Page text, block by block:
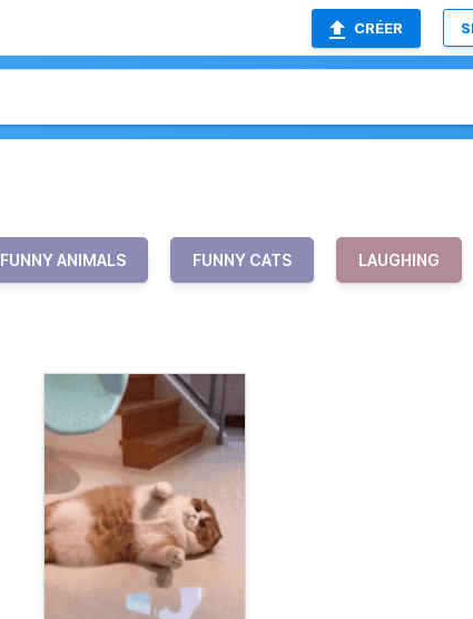
CRÉER
FUNNY ANIMALS FUNNY CATS LAUGHING